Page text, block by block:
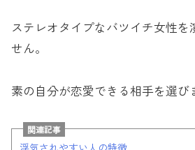
ステレオタイプなバツイチ女性を
せん。
素の自分が恋愛できる相手を選び
関連記事
浮気されやすい人の特徴